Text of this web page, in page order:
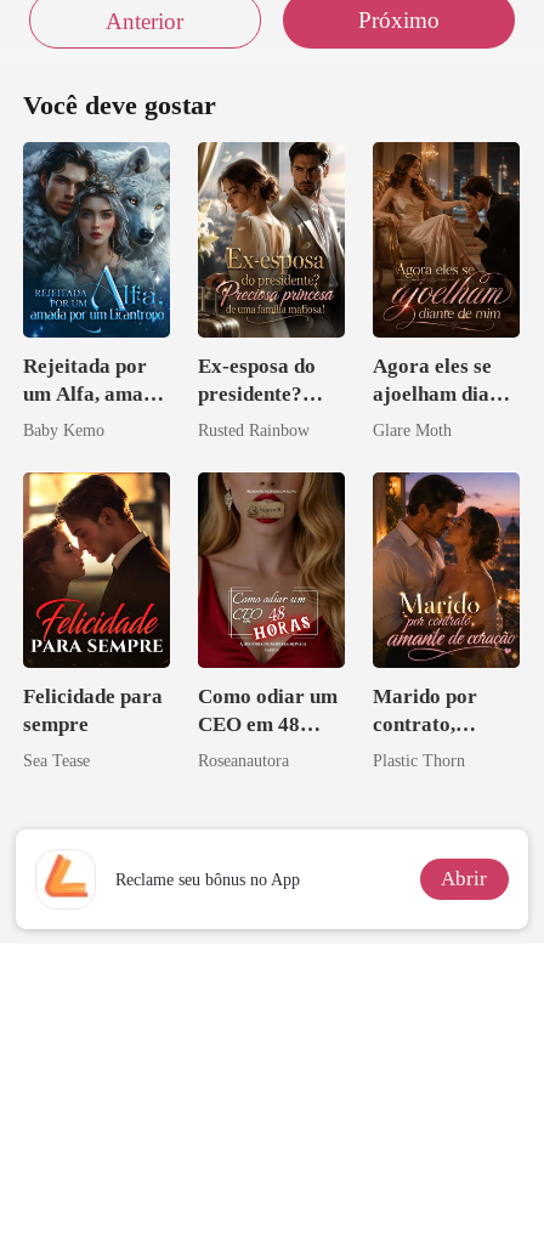
Anterior Próximo
Você deve gostar
Rejeitada por
um Alfa, amada
por um
Baby Kemo
Ex-esposa do
presidente?
Preciosa
família
mafiosa!
Rusted Rainbow
Agora eles se
ajoelham diante
de mim
Glare Moth
Felicidade para
sempre
Sea Tease
Como odiar um
CEO em 48
horas
Roseanautora
Marido por
contrato,
amante de
Plastic Thorn
Reclame seu bônus no App Abrir